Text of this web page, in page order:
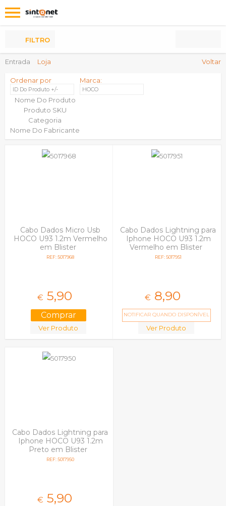
Entrada Loja Voltar
FILTRO
Ordenar por
ID Do Produto +/-
Nome Do Produto
Produto SKU
Categoria
Nome Do Fabricante
Marca:
HOCO
Cabo Dados Micro Usb
HOCO U93 1.2m Vermelho
em Blister
REF: 5017968
€ 5,90
Ver Produto
Cabo Dados Lightning para
Iphone HOCO U93 1.2m
Vermelho em Blister
REF: 5017951
€ 8,90
NOTIFICAR QUANDO DISPONÍVEL
Ver Produto
Cabo Dados Lightning para
Iphone HOCO U93 1.2m
Preto em Blister
REF: 5017950
€ 5,90